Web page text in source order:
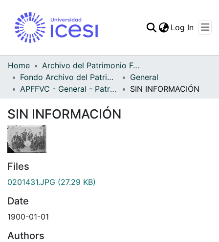
Statistics
Log In
Home
Archivo del Patrimonio Fotográfico y Fílmico del Valle del Cauca
Fondo Archivo del Patrimonio Fotográfico y Fílmico del Valle del Cauca
General
APFFVC - General - Patrimonial
SIN INFORMACIÓN
SIN INFORMACIÓN
Files
0201431.JPG (27.29 KB)
Date
1900-01-01
Authors